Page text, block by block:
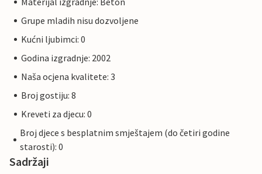
Grupe mladih nisu dozvoljene
Kućni ljubimci: 0
Godina izgradnje: 2002
Naša ocjena kvalitete: 3
Broj gostiju: 8
Kreveti za djecu: 0
Broj djece s besplatnim smještajem (do četiri godine
starosti): 0
Sadržaji